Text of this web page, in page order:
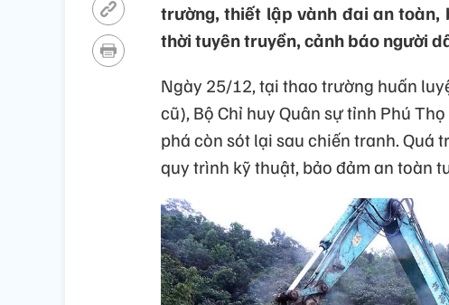
trường, thiết lập vành đai an toàn,
thời tuyên truyền, cảnh báo người
Ngày 25/12, tại thao trường huấn
cũ), Bộ Chỉ huy Quân sự tỉnh Phú
phá còn sót lại sau chiến tranh. Quá
quy trình kỹ thuật, bảo đảm an toàn